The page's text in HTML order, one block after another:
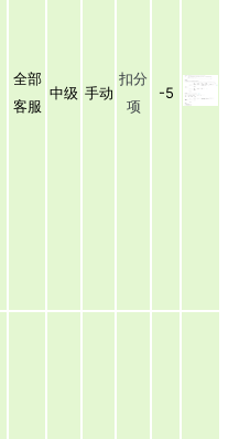
全部
客服
中级 手动
扣分
项
-5